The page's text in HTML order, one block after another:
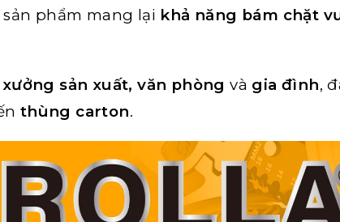
sản phẩm mang lại khả năng bám chặt
sản xuất, văn phòng và gia đình,
thùng carton.